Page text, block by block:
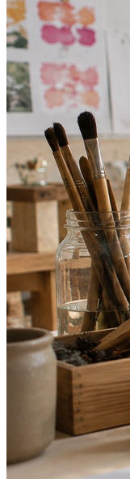
Bahia
Fortaleza